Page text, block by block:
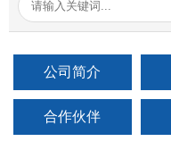
联系我们
公司简介
合作伙伴